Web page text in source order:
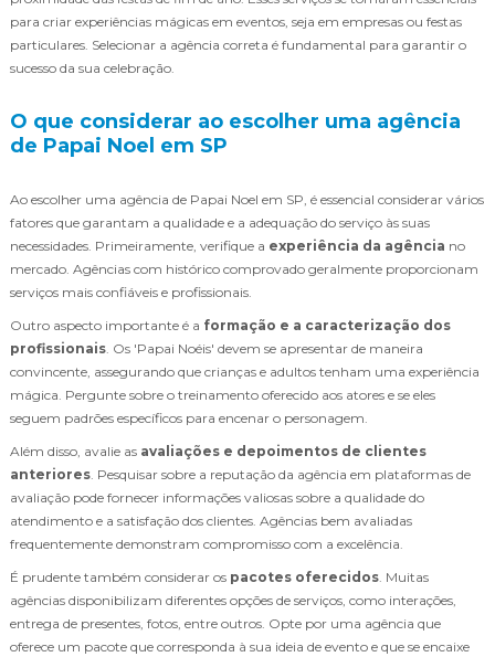
para criar experiências mágicas em eventos, seja em empresas ou festas
particulares. Selecionar a agência correta é fundamental para garantir o
sucesso da sua celebração.
O que considerar ao escolher uma agência
de Papai Noel em SP
Ao escolher uma agência de Papai Noel em SP, é essencial considerar vários
fatores que garantam a qualidade e a adequação do serviço às suas
necessidades. Primeiramente, verifique a experiência da agência no
mercado. Agências com histórico comprovado geralmente proporcionam
serviços mais confiáveis e profissionais.
Outro aspecto importante é a formação e a caracterização dos
profissionais. Os 'Papai Noéis' devem se apresentar de maneira
convincente, assegurando que crianças e adultos tenham uma experiência
mágica. Pergunte sobre o treinamento oferecido aos atores e se eles
seguem padrões específicos para encenar o personagem.
Além disso, avalie as avaliações e depoimentos de clientes
anteriores. Pesquisar sobre a reputação da agência em plataformas de
avaliação pode fornecer informações valiosas sobre a qualidade do
atendimento e a satisfação dos clientes. Agências bem avaliadas
frequentemente demonstram compromisso com a excelência.
É prudente também considerar os pacotes oferecidos. Muitas
agências disponibilizam diferentes opções de serviços, como interações,
entrega de presentes, fotos, entre outros. Opte por uma agência que
oferece um pacote que corresponda à sua ideia de evento e que se encaixe